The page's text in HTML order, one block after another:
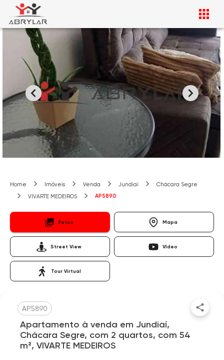
Home Imóveis Venda Jundiaí
Chácara Segre
VIVARTE MEDEIROS
AP5890
Fotos Mapa
Street View Vídeo
Tour Virtual
AP5890
Apartamento à venda em Jundiaí,
Chácara Segre, com 2 quartos, com 54
m², VIVARTE MEDEIROS